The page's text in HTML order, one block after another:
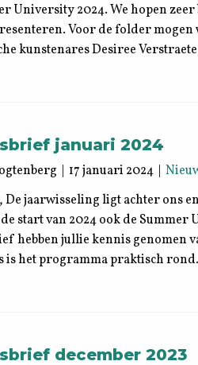
University 2024. We hopen
Voor de folder mogen
kunstenares Desiree
januari 2024
| 17 januari 2024 |
De jaarwisseling ligt achter ons
start van 2024 ook de
hebben jullie kennis genomen
is het programma praktisch
december 2023